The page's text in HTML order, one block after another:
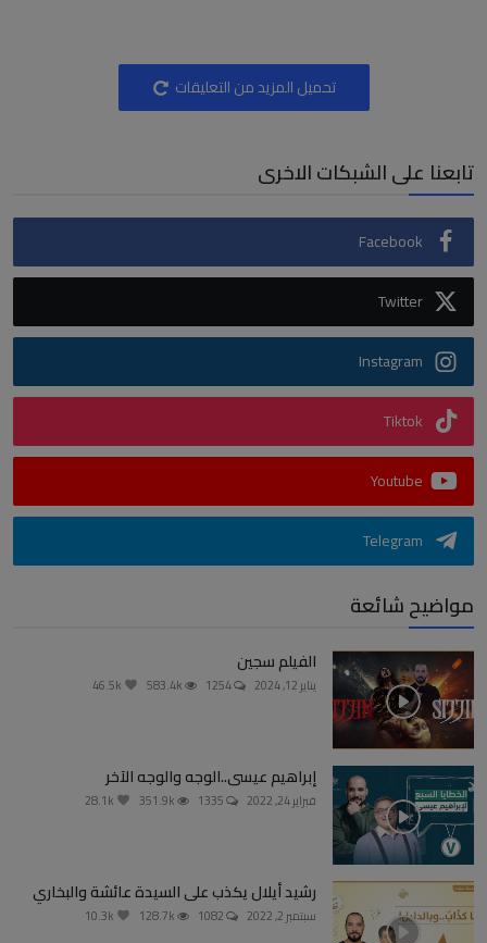
تحميل المزيد من التعليقات
تابعنا على الشبكات الاخرى
Facebook
Twitter
Instagram
Tiktok
Youtube
Telegram
مواضيح شائعة
الفيلم سجين
يناير 12, 2024
إبراهيم عيسى..الوجه والوجه الآخر
فبراير 24, 2022
رشيد أيلال يكذب على السيدة عائشة والبخاري
سبتمبر 2, 2022